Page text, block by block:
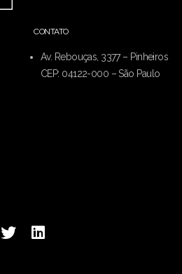
CONTATO
Av. Rebouças, 3377 – Pinheiros
CEP: 04122-000 – São Paulo